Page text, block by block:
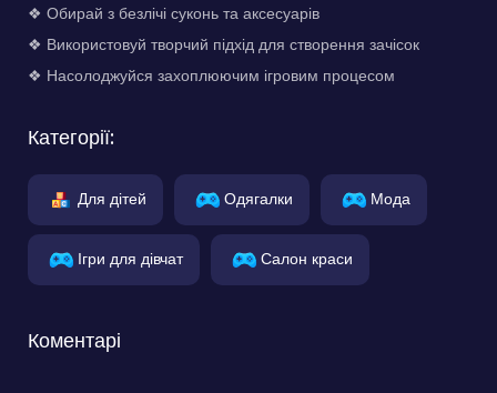
❖ Обирай з безлічі суконь та аксесуарів
❖ Використовуй творчий підхід для створення зачісок
❖ Насолоджуйся захоплюючим ігровим процесом
Категорії:
Для дітей Одягалки Мода
Ігри для дівчат Салон краси
Коментарі